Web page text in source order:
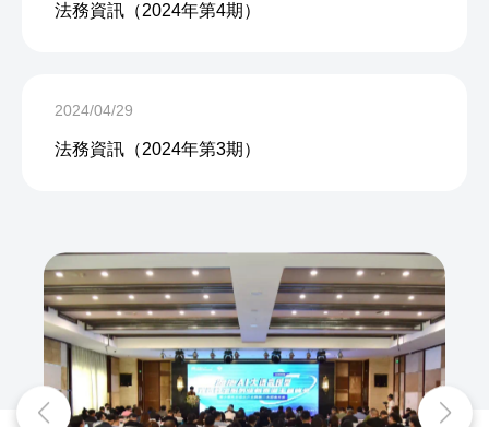
法務資訊（2024年第4期）
2024/04/29
法務資訊（2024年第3期）